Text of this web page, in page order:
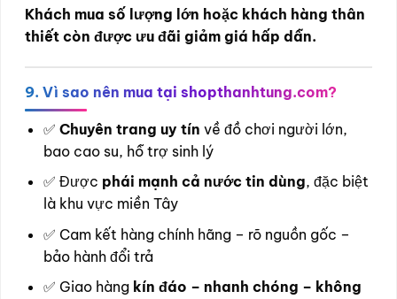
Khách mua số lượng lớn hoặc khách hàng thân
thiết còn được ưu đãi giảm giá hấp dẫn.
9. Vì sao nên mua tại shopthanhtung.com?
✅ Chuyên trang uy tín về đồ chơi người lớn,
bao cao su, hỗ trợ sinh lý
✅ Được phái mạnh cả nước tin dùng, đặc biệt
là khu vực miền Tây
✅ Cam kết hàng chính hãng – rõ nguồn gốc –
bảo hành đổi trả
✅ Giao hàng kín đáo – nhanh chóng – không